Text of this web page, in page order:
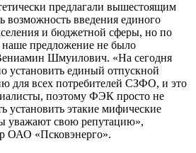
предлагали вышестоящим
возможность введения единого
и бюджетной сферы, но по
предложение не было
Шмуилович. «На сегодня
установить единый отпускной
для всех потребителей СЗФО, и это
поэтому ФЭК просто не
установить этакие мифические
уважают свою репутацию»,
ОАО «Псковэнерго».